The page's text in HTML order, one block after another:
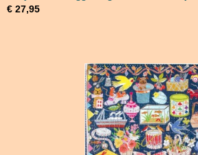
€ 27,95